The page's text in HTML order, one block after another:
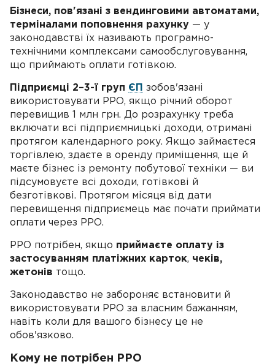
Бізнеси, пов'язані з вендинговими автоматами,
терміналами поповнення рахунку — у
законодавстві їх називають програмно-
технічними комплексами самообслуговування,
що приймають оплати готівкою.
Підприємці 2–3-ї груп ЄП зобов'язані
використовувати РРО, якщо річний оборот
перевищив 1 млн грн. До розрахунку треба
включати всі підприємницькі доходи, отримані
протягом календарного року. Якщо займаєтеся
торгівлею, здаєте в оренду приміщення, ще й
маєте бізнес із ремонту побутової техніки — ви
підсумовуєте всі доходи, готівкові й
безготівкові. Протягом місяця від дати
перевищення підприємець має почати приймати
оплати через РРО.
РРО потрібен, якщо приймаєте оплату із
застосуванням платіжних карток, чеків,
жетонів тощо.
Законодавство не забороняє встановити й
використовувати РРО за власним бажанням,
навіть коли для вашого бізнесу це не
обов'язково.
Кому не потрібен РРО